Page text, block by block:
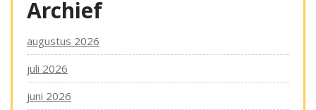
Archief
augustus 2026
juli 2026
juni 2026